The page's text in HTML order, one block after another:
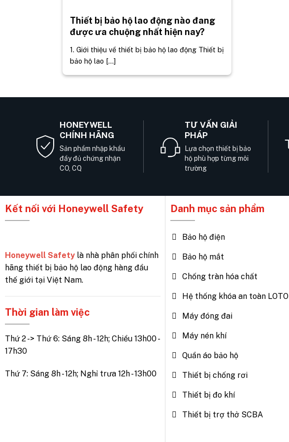
Thiết bị bảo hộ lao động nào đang
được ưa chuộng nhất hiện nay?
1. Giới thiệu về thiết bị bảo hộ lao động Thiết bị
bảo hộ lao [...]
HONEYWELL
CHÍNH HÃNG
Sản phẩm nhập khẩu
đầy đủ chứng nhận
CO, CQ
TƯ VẤN GIẢI
PHÁP
Lựa chọn thiết bị bảo
hộ phù hợp từng môi
trường
Kết nối với Honeywell Safety
Honeywell Safety là nhà phân phối chính
hãng thiết bị bảo hộ lao động hàng đầu
thế giới tại Việt Nam.
Thời gian làm việc
Thứ 2 -> Thứ 6: Sáng 8h - 12h; Chiều 13h00 -
17h30
Thứ 7: Sáng 8h - 12h; Nghỉ trưa 12h - 13h00
Danh mục sản phẩm
Bảo hộ điện
Bảo hộ mắt
Chống tràn hóa chất
Hệ thống khóa an toàn LOTO
Máy đóng đai
Máy nén khí
Quần áo bảo hộ
Thiết bị chống rơi
Thiết bị đo khí
Thiết bị trợ thở SCBA